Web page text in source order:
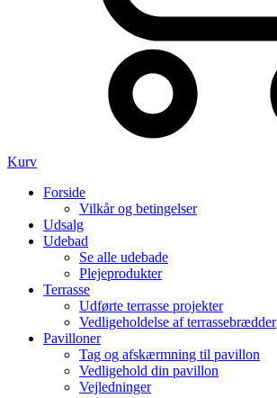
Kurv
Forside
Vilkår og betingelser
Udsalg
Udebad
Se alle udebade
Plejeprodukter
Terrasse
Udførte terrasse projekter
Vedligeholdelse af terrassebrædder
Pavilloner
Tag og afskærmning til pavillon
Vedligehold din pavillon
Vejledninger